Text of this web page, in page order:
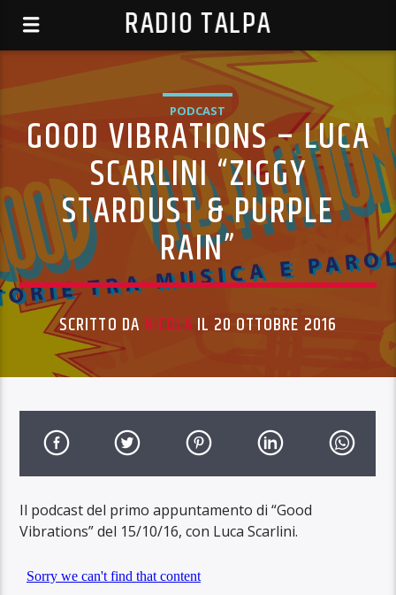
RADIO TALPA
PODCAST
GOOD VIBRATIONS – LUCA
SCARLINI “ZIGGY
STARDUST & PURPLE
RAIN”
SCRITTO DA NICOLA IL 20 OTTOBRE 2016
Il podcast del primo appuntamento di “Good
Vibrations” del 15/10/16, con Luca Scarlini.